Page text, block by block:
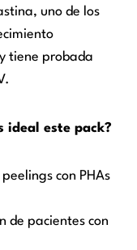
uno de los
tiene probada
ideal este pack?
con PHAs
de pacientes con